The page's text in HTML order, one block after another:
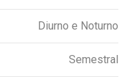
Diurno e Noturno
Semestral